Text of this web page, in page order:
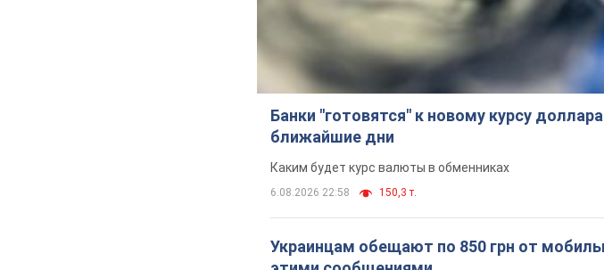
Банки "готовятся" к новому курсу
ближайшие дни
Каким будет курс валюты в обменниках
6.08.2026 22:58 150,3 т.
Украинцам обещают по 850 грн от